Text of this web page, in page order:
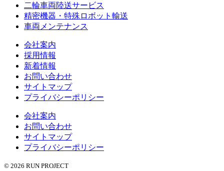
二輪車両陸送サービス
精密機器・特殊ロボット輸送
車両メンテナンス
会社案内
採用情報
新着情報
お問い合わせ
サイトマップ
プライバシーポリシー
会社案内
お問い合わせ
サイトマップ
プライバシーポリシー
© 2026 RUN PROJECT